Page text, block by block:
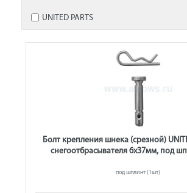
UNITED PARTS
Болт крепления шнека (срезной)
снегоотбрасывателя 6х37мм, под
под шплинт (1шт)